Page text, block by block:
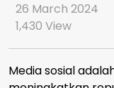
26 March 2024
1,430 View
Media sosial